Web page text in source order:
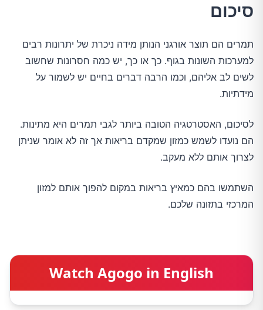
סיכום
תמרים הם תוצר אורגני הנותן מידה ניכרת של יתרונות רבים
למערכות השונות בגוף. כך או כך, יש כמה חסרונות שחשוב
לשים לב אליהם, וכמו הרבה דברים בחיים יש לשמור על
מידתיות.
לסיכום, האסטרטגיה הטובה ביותר לגבי תמרים היא מתינות.
הם נועדו לשמש כמזון שמקדם בריאות אך זה לא אומר שניתן
לצרוך אותם ללא מעקב.
השתמשו בהם כמאיץ בריאות במקום להפוך אותם למזון
המרכזי בתזונה שלכם.
Watch Agogo in English